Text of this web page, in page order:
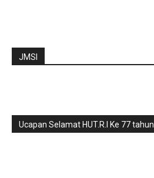
JMSI
Ucapan Selamat HUT.R.I Ke 77 tahun